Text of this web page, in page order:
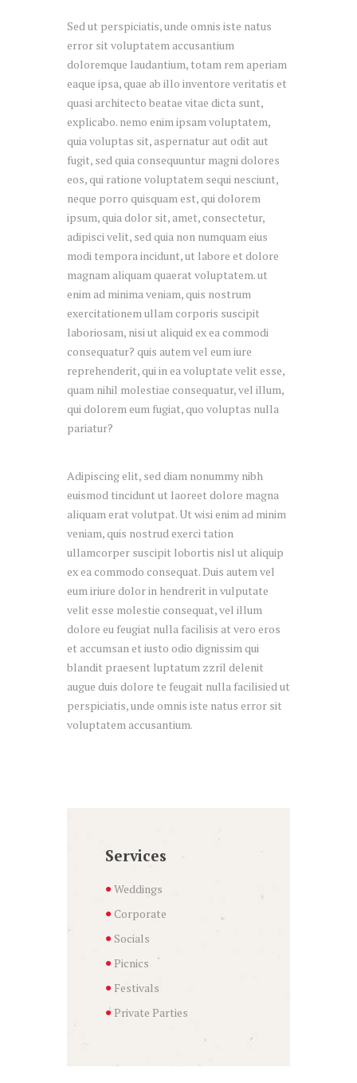
Sed ut perspiciatis, unde omnis iste natus
error sit voluptatem accusantium
doloremque laudantium, totam rem aperiam
eaque ipsa, quae ab illo inventore veritatis et
quasi architecto beatae vitae dicta sunt,
explicabo. nemo enim ipsam voluptatem,
quia voluptas sit, aspernatur aut odit aut
fugit, sed quia consequuntur magni dolores
eos, qui ratione voluptatem sequi nesciunt,
neque porro quisquam est, qui dolorem
ipsum, quia dolor sit, amet, consectetur,
adipisci velit, sed quia non numquam eius
modi tempora incidunt, ut labore et dolore
magnam aliquam quaerat voluptatem. ut
enim ad minima veniam, quis nostrum
exercitationem ullam corporis suscipit
laboriosam, nisi ut aliquid ex ea commodi
consequatur? quis autem vel eum iure
reprehenderit, qui in ea voluptate velit esse,
quam nihil molestiae consequatur, vel illum,
qui dolorem eum fugiat, quo voluptas nulla
pariatur?
Adipiscing elit, sed diam nonummy nibh
euismod tincidunt ut laoreet dolore magna
aliquam erat volutpat. Ut wisi enim ad minim
veniam, quis nostrud exerci tation
ullamcorper suscipit lobortis nisl ut aliquip
ex ea commodo consequat. Duis autem vel
eum iriure dolor in hendrerit in vulputate
velit esse molestie consequat, vel illum
dolore eu feugiat nulla facilisis at vero eros
et accumsan et iusto odio dignissim qui
blandit praesent luptatum zzril delenit
augue duis dolore te feugait nulla facilisied ut
perspiciatis, unde omnis iste natus error sit
voluptatem accusantium.
Services
Weddings
Corporate
Socials
Picnics
Festivals
Private Parties